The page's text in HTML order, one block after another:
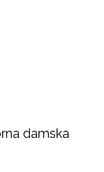
damska